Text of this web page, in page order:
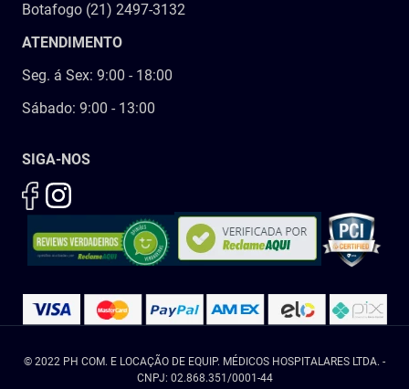
Botafogo (21) 2497-3132
ATENDIMENTO
Seg. á Sex: 9:00 - 18:00
Sábado: 9:00 - 13:00
SIGA-NOS
© 2022 PH COM. E LOCAÇÃO DE EQUIP. MÉDICOS HOSPITALARES LTDA. -
CNPJ: 02.868.351/0001-44